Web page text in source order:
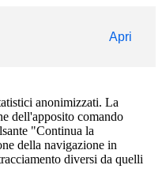
Apri
anonimizzati. La
dell'apposito comando
"Continua la
della navigazione in
diversi da quelli